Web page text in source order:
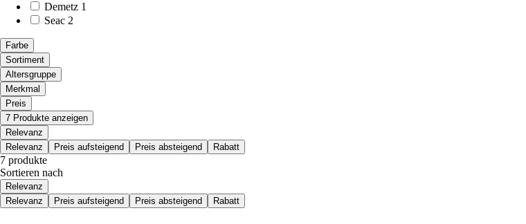
Demetz 1
Seac 2
Farbe
Sortiment
Altersgruppe
Merkmal
Preis
7 Produkte anzeigen
Relevanz
Relevanz
Preis aufsteigend Preis absteigend Rabatt
7 produkte
Sortieren nach
Relevanz
Relevanz
Preis aufsteigend Preis absteigend Rabatt